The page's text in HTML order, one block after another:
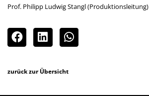
Prof. Philipp Ludwig Stangl (Produktionsleitung)
zurück zur Übersicht